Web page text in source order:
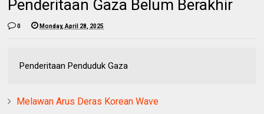
Penderitaan Gaza Belum Berakhir
0 Monday, April 28, 2025
Penderitaan Penduduk Gaza
Melawan Arus Deras Korean Wave